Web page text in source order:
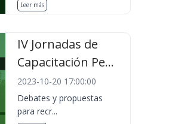
Leer más
IV Jornadas de
Capacitación Pe...
2023-10-20 17:00:00
Debates y propuestas
para recr...